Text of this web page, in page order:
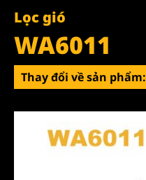
Lọc gió
WA6011
Thay đổi về sản phẩm: